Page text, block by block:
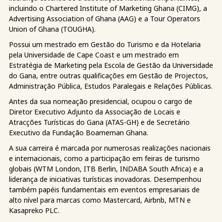
incluindo o Chartered Institute of Marketing Ghana (CIMG), a
Advertising Association of Ghana (AAG) e a Tour Operators
Union of Ghana (TOUGHA).
Possui um mestrado em Gestão do Turismo e da Hotelaria
pela Universidade de Cape Coast e um mestrado em
Estratégia de Marketing pela Escola de Gestão da Universidade
do Gana, entre outras qualificações em Gestão de Projectos,
Administração Pública, Estudos Paralegais e Relações Públicas.
Antes da sua nomeação presidencial, ocupou o cargo de
Diretor Executivo Adjunto da Associação de Locais e
Atracções Turísticas do Gana (ATAS-GH) e de Secretário
Executivo da Fundação Boameman Ghana.
A sua carreira é marcada por numerosas realizações nacionais
e internacionais, como a participação em feiras de turismo
globais (WTM London, ITB Berlin, INDABA South Africa) e a
liderança de iniciativas turísticas inovadoras. Desempenhou
também papéis fundamentais em eventos empresariais de
alto nível para marcas como Mastercard, Airbnb, MTN e
Kasapreko PLC.